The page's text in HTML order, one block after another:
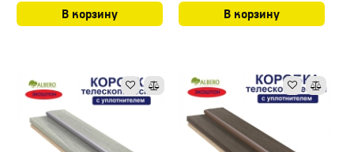
В корзину В корзину